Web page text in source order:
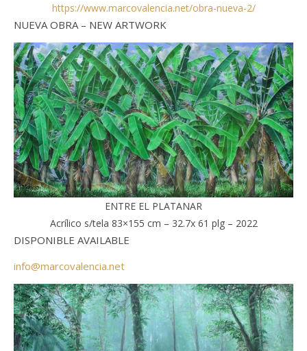
https://www.marcovalencia.net/obra-nueva-2/
NUEVA OBRA – NEW ARTWORK
ENTRE EL PLATANAR
Acrílico s/tela 83×155 cm – 32.7x 61 plg – 2022
DISPONIBLE AVAILABLE
info@marcovalencia.net